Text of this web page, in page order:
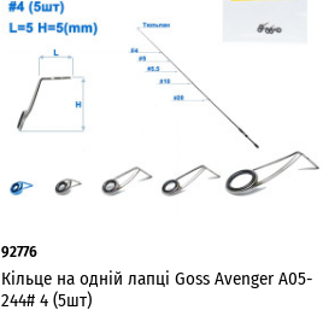
92776
Кільце на одній лапці Goss Avenger A05-
244# 4 (5шт)